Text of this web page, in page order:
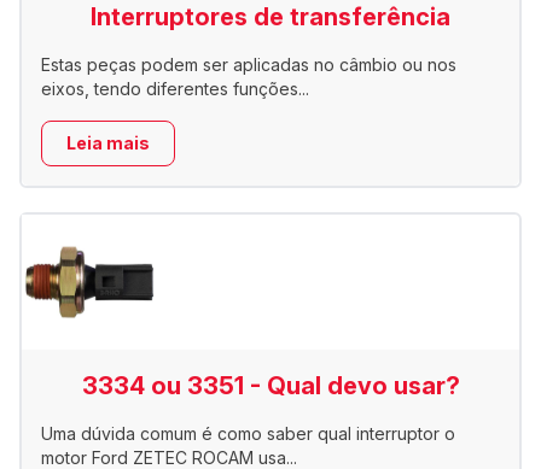
Interruptores de transferência
Estas peças podem ser aplicadas no câmbio ou nos
eixos, tendo diferentes funções...
Leia mais
3334 ou 3351 - Qual devo usar?
Uma dúvida comum é como saber qual interruptor o
motor Ford ZETEC ROCAM usa...